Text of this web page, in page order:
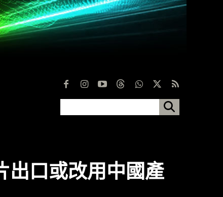
出口或改用中國產